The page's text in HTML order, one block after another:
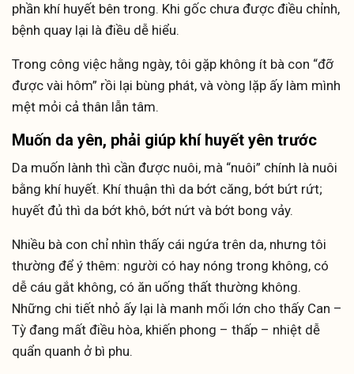
phần khí huyết bên trong. Khi gốc chưa được điều chỉnh,
bệnh quay lại là điều dễ hiểu.
Trong công việc hằng ngày, tôi gặp không ít bà con “đỡ
được vài hôm” rồi lại bùng phát, và vòng lặp ấy làm mình
mệt mỏi cả thân lẫn tâm.
Muốn da yên, phải giúp khí huyết yên trước
Da muốn lành thì cần được nuôi, mà “nuôi” chính là nuôi
bằng khí huyết. Khí thuận thì da bớt căng, bớt bứt rứt;
huyết đủ thì da bớt khô, bớt nứt và bớt bong vảy.
Nhiều bà con chỉ nhìn thấy cái ngứa trên da, nhưng tôi
thường để ý thêm: người có hay nóng trong không, có
dễ cáu gắt không, có ăn uống thất thường không.
Những chi tiết nhỏ ấy lại là manh mối lớn cho thấy Can –
Tỳ đang mất điều hòa, khiến phong – thấp – nhiệt dễ
quẩn quanh ở bì phu.